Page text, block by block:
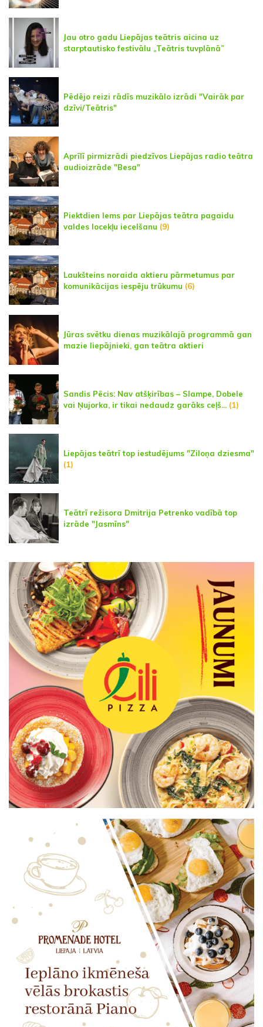
Jau otro gadu Liepājas teātris aicina uz
starptautisko festivālu „Teātris tuvplānā”
Pēdējo reizi rādīs muzikālo izrādi "Vairāk par
dzīvi/Teātris"
Aprīlī pirmizrādi piedzīvos Liepājas radio teātra
audioizrāde "Besa"
Piektdien lems par Liepājas teātra pagaidu
valdes locekļu iecelšanu (9)
Laukšteins noraida aktieru pārmetumus par
komunikācijas iespēju trūkumu (6)
Jūras svētku dienas muzikālajā programmā gan
mazie liepājnieki, gan teātra aktieri
Sandis Pēcis: Nav atšķirības – Slampe, Dobele
vai Ņujorka, ir tikai nedaudz garāks ceļš... (1)
Liepājas teātrī top iestudējums "Ziloņa dziesma"
(1)
Teātrī režisora Dmitrija Petrenko vadībā top
izrāde "Jasmīns"